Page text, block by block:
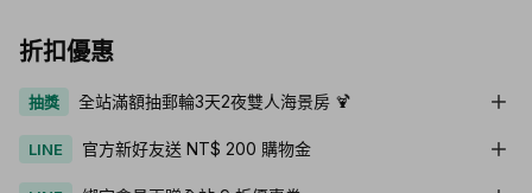
折扣優惠
抽獎 全站滿額抽郵輪3天2夜雙人海景房 🍹
LINE 官方新好友送 NT$ 200 購物金